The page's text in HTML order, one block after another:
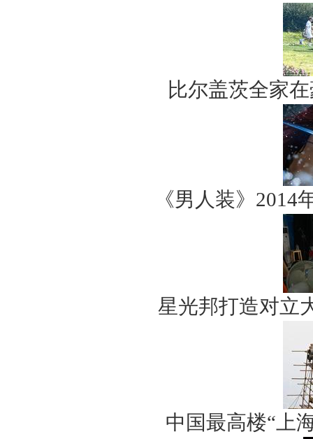
比尔盖茨全家
《男人装》
星光邦打造对立
中国最高楼“上